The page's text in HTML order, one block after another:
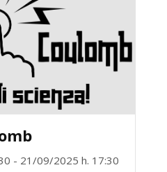
- 21/09/2025 h. 17:30